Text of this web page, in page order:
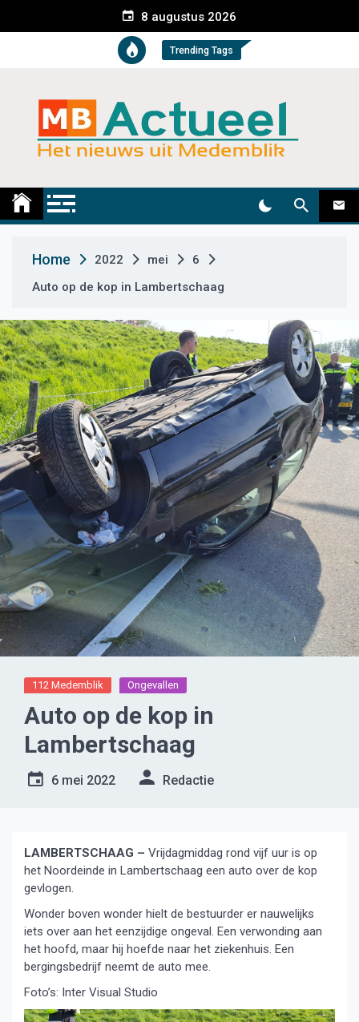
e
t
8 augustus 2026
Trending Tags
Medemblik Actueel
Home 2022 mei
6
Auto op de kop in Lambertschaag
112 Medemblik Ongevallen
Auto op de kop in
Lambertschaag
6 mei 2022 Redactie
LAMBERTSCHAAG – Vrijdagmiddag rond vijf uur is op
het Noordeinde in Lambertschaag een auto over de kop
gevlogen.
Wonder boven wonder hielt de bestuurder er nauwelijks
iets over aan het eenzijdige ongeval. Een verwonding aan
het hoofd, maar hij hoefde naar het ziekenhuis. Een
bergingsbedrijf neemt de auto mee.
Foto’s: Inter Visual Studio